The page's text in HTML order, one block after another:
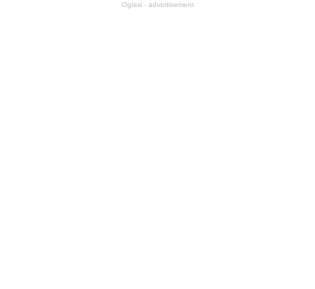
Oglasi - advertisement